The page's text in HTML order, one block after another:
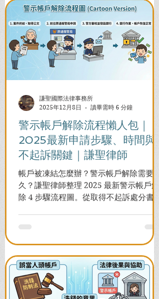
警示帳戶解除流程懶人包｜
2025最新申請步驟、時間與
不起訴關鍵｜謙聖律師
帳戶被凍結怎麼辦？警示帳戶解除需要多
久？謙聖律師整理 2025 最新警示帳戶解
除 4 步驟流程圖。從取得不起訴處分書到
謙聖國際法律事務所
2025年12月8日
讀畢需時 6 分鐘